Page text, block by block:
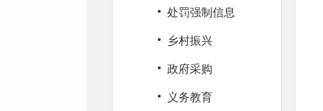
· 处罚强制信息
· 乡村振兴
· 政府采购
· 义务教育